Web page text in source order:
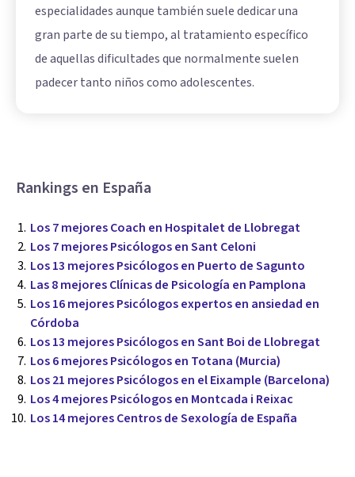
especialidades aunque también suele dedicar una
gran parte de su tiempo, al tratamiento específico
de aquellas dificultades que normalmente suelen
padecer tanto niños como adolescentes.
Rankings en España
Los 7 mejores Coach en Hospitalet de Llobregat
Los 7 mejores Psicólogos en Sant Celoni
Los 13 mejores Psicólogos en Puerto de Sagunto
Las 8 mejores Clínicas de Psicología en Pamplona
Los 16 mejores Psicólogos expertos en ansiedad en
Córdoba
Los 13 mejores Psicólogos en Sant Boi de Llobregat
Los 6 mejores Psicólogos en Totana (Murcia)
Los 21 mejores Psicólogos en el Eixample (Barcelona)
Los 4 mejores Psicólogos en Montcada i Reixac
Los 14 mejores Centros de Sexología de España